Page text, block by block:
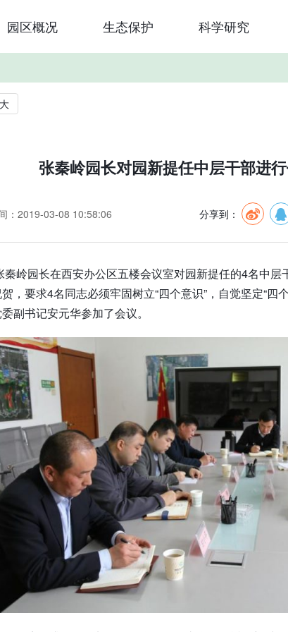
园区概况 生态保护 科学研究
张秦岭园长对园新提任中层干部进
：2019-03-08 10:58:06 分享到：
岭园长在西安办公区五楼会议室对园新提任的4名中
，要求4名同志必须牢固树立“四个意识”，自觉坚定“四
副书记安元华参加了会议。